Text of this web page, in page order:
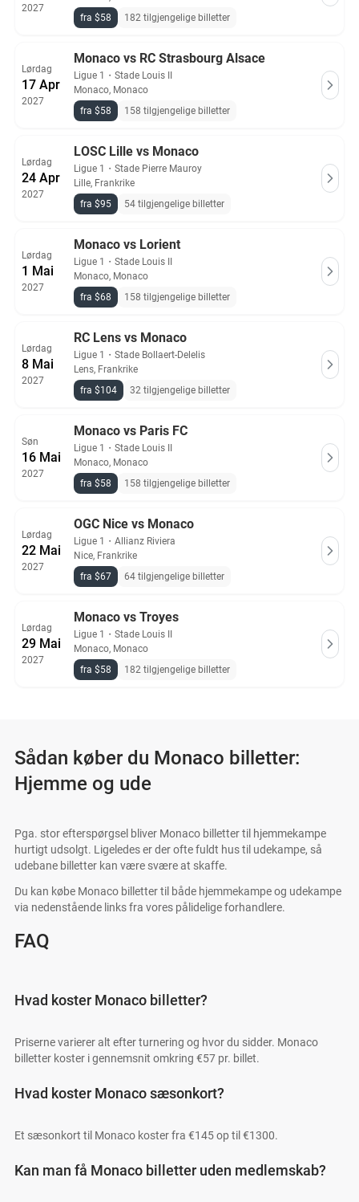
2027
fra $58
182 tilgjengelige billetter
Lørdag
17 Apr
2027
Monaco vs RC Strasbourg Alsace
Ligue 1 ・ Stade Louis II
Monaco, Monaco
fra $58
158 tilgjengelige billetter
Lørdag
24 Apr
2027
LOSC Lille vs Monaco
Ligue 1 ・ Stade Pierre Mauroy
Lille, Frankrike
fra $95
54 tilgjengelige billetter
Lørdag
1 Mai
2027
Monaco vs Lorient
Ligue 1 ・ Stade Louis II
Monaco, Monaco
fra $68
158 tilgjengelige billetter
Lørdag
8 Mai
2027
RC Lens vs Monaco
Ligue 1 ・ Stade Bollaert-Delelis
Lens, Frankrike
fra $104
32 tilgjengelige billetter
Søn
16 Mai
2027
Monaco vs Paris FC
Ligue 1 ・ Stade Louis II
Monaco, Monaco
fra $58
158 tilgjengelige billetter
Lørdag
22 Mai
2027
OGC Nice vs Monaco
Ligue 1 ・ Allianz Riviera
Nice, Frankrike
fra $67
64 tilgjengelige billetter
Lørdag
29 Mai
2027
Monaco vs Troyes
Ligue 1 ・ Stade Louis II
Monaco, Monaco
fra $58
182 tilgjengelige billetter
Sådan køber du Monaco billetter:
Hjemme og ude
Pga. stor efterspørgsel bliver Monaco billetter til hjemmekampe
hurtigt udsolgt. Ligeledes er der ofte fuldt hus til udekampe, så
udebane billetter kan være svære at skaffe.
Du kan købe Monaco billetter til både hjemmekampe og udekampe
via nedenstående links fra vores pålidelige forhandlere.
FAQ
Hvad koster Monaco billetter?
Priserne varierer alt efter turnering og hvor du sidder. Monaco
billetter koster i gennemsnit omkring €57 pr. billet.
Hvad koster Monaco sæsonkort?
Et sæsonkort til Monaco koster fra €145 op til €1300.
Kan man få Monaco billetter uden medlemskab?